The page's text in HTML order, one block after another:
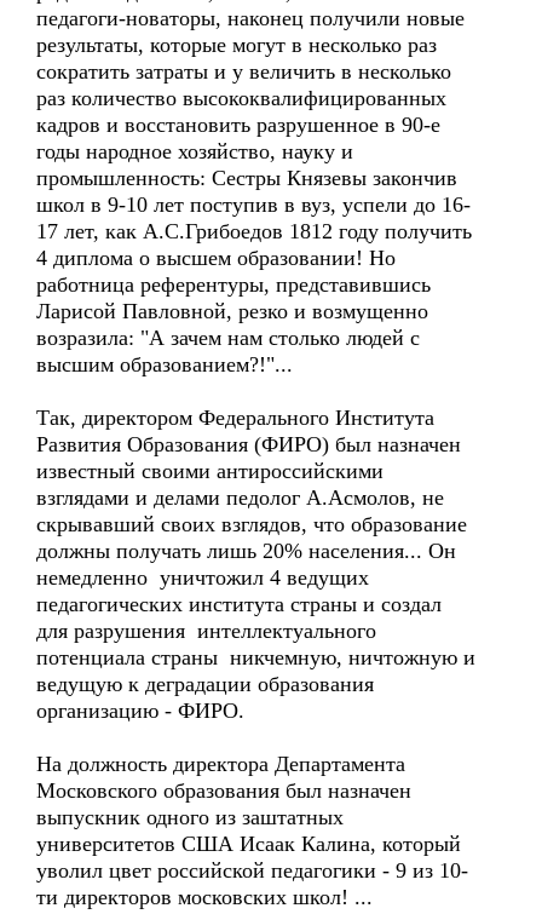
педагоги-новаторы, наконец получили новые
результаты, которые могут в несколько раз
сократить затраты и у величить в несколько
раз количество высококвалифицированных
кадров и восстановить разрушенное в 90-е
годы народное хозяйство, науку и
промышленность: Сестры Князевы закончив
школ в 9-10 лет поступив в вуз, успели до 16-
17 лет, как А.С.Грибоедов 1812 году получить
4 диплома о высшем образовании! Но
работница референтуры, представившись
Ларисой Павловной, резко и возмущенно
возразила: "А зачем нам столько людей с
высшим образованием?!"...
Так, директором Федерального Института
Развития Образования (ФИРО) был назначен
известный своими антироссийскими
взглядами и делами педолог А.Асмолов, не
скрывавший своих взглядов, что образование
должны получать лишь 20% населения... Он
немедленно уничтожил 4 ведущих
педагогических института страны и создал
для разрушения интеллектуального
потенциала страны никчемную, ничтожную и
ведущую к деградации образования
организацию - ФИРО.
На должность директора Департамента
Московского образования был назначен
выпускник одного из заштатных
университетов США Исаак Калина, который
уволил цвет российской педагогики - 9 из 10-
ти директоров московских школ! ...